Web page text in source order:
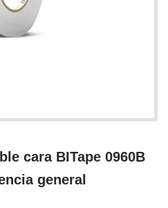
cara BITape 0960B
general